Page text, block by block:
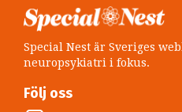
Special Nest är Sveriges
neuropsykiatri i fokus.
Följ oss